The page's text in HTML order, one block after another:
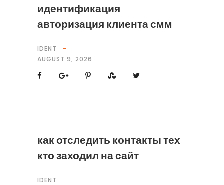
идентификация
авторизация клиента смм
IDENT
AUGUST 9, 2026
как отследить контакты тех
кто заходил на сайт
IDENT